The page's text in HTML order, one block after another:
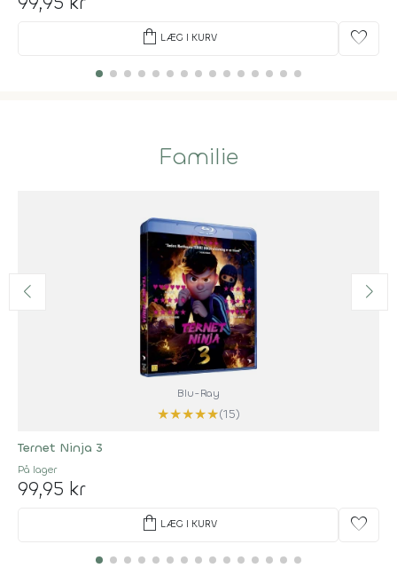
shopping_bag LÆG I KURV favorite
Familie
Blu-Ray
★★★★★(15)
Ternet Ninja 3
På lager
99,95 kr
shopping_bag LÆG I KURV favorite